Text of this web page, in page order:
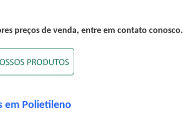
preços de venda, entre em contato conosco.
em Polietileno